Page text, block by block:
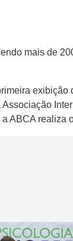
mais de
ABCA realiza